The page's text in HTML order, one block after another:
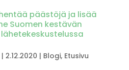
päästöjä ja lisää
Suomen kestävän
| 2.12.2020 | Blogi, Etusivu